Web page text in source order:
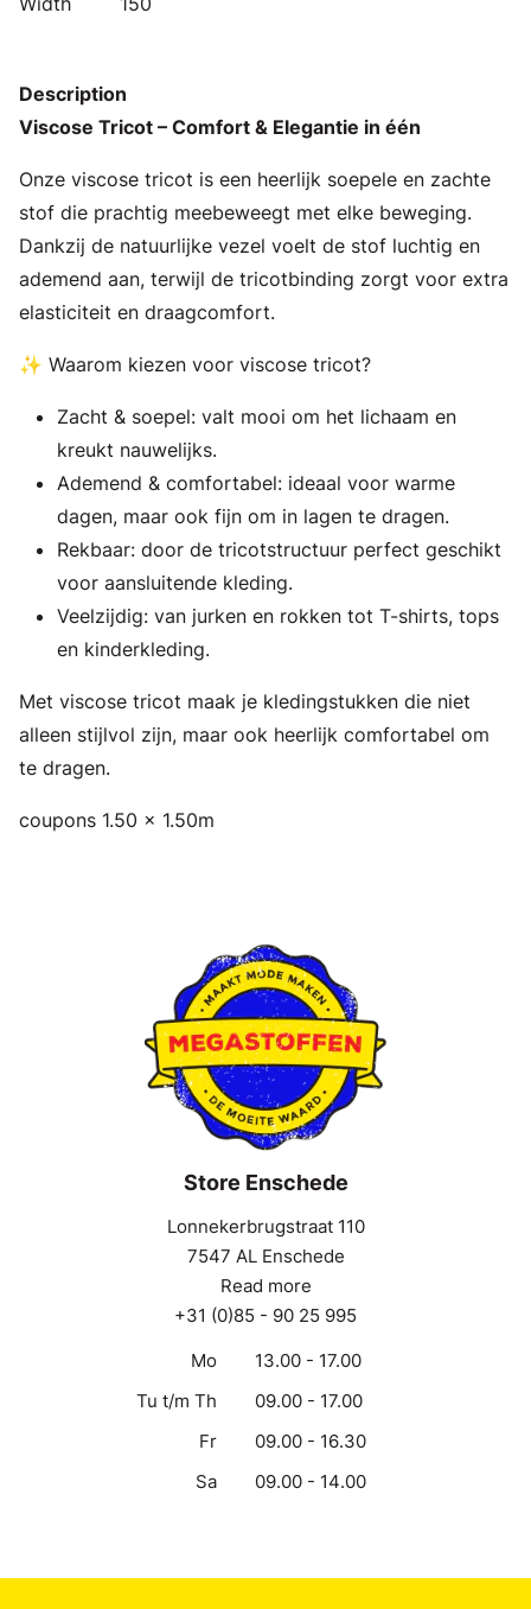
Description
Viscose Tricot – Comfort & Elegantie in één
Onze viscose tricot is een heerlijk soepele en zachte
stof die prachtig meebeweegt met elke beweging.
Dankzij de natuurlijke vezel voelt de stof luchtig en
ademend aan, terwijl de tricotbinding zorgt voor extra
elasticiteit en draagcomfort.
✨ Waarom kiezen voor viscose tricot?
Zacht & soepel: valt mooi om het lichaam en
kreukt nauwelijks.
Ademend & comfortabel: ideaal voor warme
dagen, maar ook fijn om in lagen te dragen.
Rekbaar: door de tricotstructuur perfect geschikt
voor aansluitende kleding.
Veelzijdig: van jurken en rokken tot T-shirts, tops
en kinderkleding.
Met viscose tricot maak je kledingstukken die niet
alleen stijlvol zijn, maar ook heerlijk comfortabel om
te dragen.
coupons 1.50 x 1.50m
Store Enschede
Lonnekerbrugstraat 110
7547 AL Enschede
Read more
+31 (0)85 - 90 25 995
Mo
13.00 - 17.00
Tu t/m Th
09.00 - 17.00
Fr
09.00 - 16.30
Sa
09.00 - 14.00